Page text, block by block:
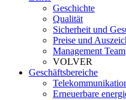
Geschichte
Qualität
Sicherheit und
Preise und
Management Team
VOLVER
Geschäftsbereiche
Erneuerbare